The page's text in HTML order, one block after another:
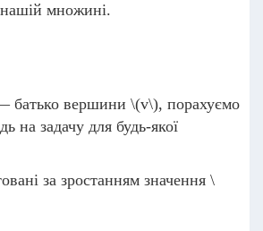
множині.
батько вершини \(v\), порахуємо
на задачу для будь-якої
за зростанням значення \